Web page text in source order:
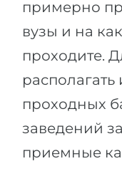
примерно
вузы и на
проходите.
проходных
заведений
приемные